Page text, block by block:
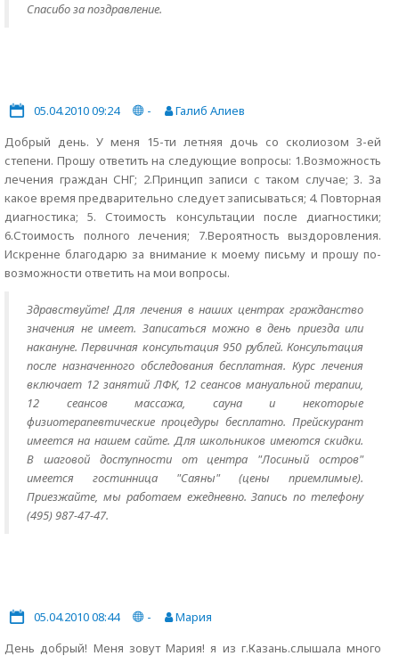
Спасибо за поздравление.
05.04.2010 09:24 -
Галиб Алиев
Добрый день. У меня 15-ти летняя дочь со сколиозом 3-ей
степени. Прошу ответить на следующие вопросы: 1.Возможность
лечения граждан СНГ; 2.Принцип записи с таком случае; 3. За
какое время предварительно следует записываться; 4. Повторная
диагностика; 5. Стоимость консультации после диагностики;
6.Стоимость полного лечения; 7.Вероятность выздоровления.
Искренне благодарю за внимание к моему письму и прошу по-
возможности ответить на мои вопросы.
Здравствуйте! Для лечения в наших центрах гражданство
значения не имеет. Записаться можно в день приезда или
накануне. Первичная консультация 950 рублей. Консультация
после назначенного обследования бесплатная. Курс лечения
включает 12 занятий ЛФК, 12 сеансов мануальной терапии,
12 сеансов массажа, сауна и некоторые
физиотерапевтические процедуры бесплатно. Прейскурант
имеется на нашем сайте. Для школьников имеются скидки.
В шаговой доступности от центра "Лосиный остров"
имеется гостинница "Саяны" (цены приемлимые).
Приезжайте, мы работаем ежедневно. Запись по телефону
(495) 987-47-47.
05.04.2010 08:44 -
Мария
День добрый! Меня зовут Мария! я из г.Казань.слышала много